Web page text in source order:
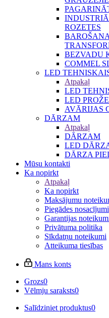
ROZETES
BEZVADU
COMMEL
LED
Atpakaļ
LED
LED
AVĀRIJAS
DĀRZAM
Atpakaļ
DĀRZAM
LED
DĀRZA
Mūsu kontakti
Ka nopirkt
Atpakaļ
Ka nopirkt
Maksājumu
Piegādes nosacījumi
Garantijas
Privātuma politika
Sīkdatņu noteikumi
Atteikuma tiesības
Mans konts
Grozs0
Vēlmju saraksts0
Salīdziniet produktus0